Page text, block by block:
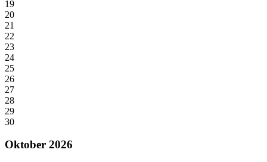
19
20
21
22
23
24
25
26
27
28
29
30
Oktober 2026